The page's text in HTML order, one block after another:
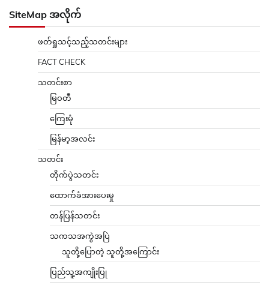
SiteMap အလိုက်
ဖတ်ရှုသင့်သည့်သတင်းများ
FACT CHECK
သတင်းစာ
မြဝတီ
ကြေးမုံ
မြန်မာ့အလင်း
သတင်း
တိုက်ပွဲသတင်း
ထောက်ခံအားပေးမှု
တန်ပြန်သတင်း
သကသအကွဲအပြဲ
သူတို့ပြောတဲ့ သူတို့အကြောင်း
ပြည်သူ့အကျိုးပြု